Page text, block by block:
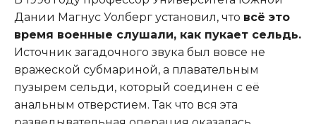
Дании Магнус Уолберг установил, что всё это
время военные слушали, как пукает сельдь.
Источник загадочного звука был вовсе не
вражеской субмариной, а плавательным
пузырем сельди, который соединен с её
анальным отверстием. Так что вся эта